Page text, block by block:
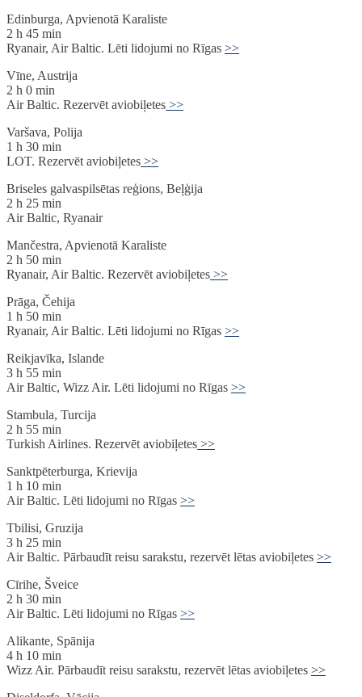
Edinburga, Apvienotā Karaliste
2 h 45 min
Ryanair, Air Baltic. Lēti lidojumi no Rīgas >>
Vīne, Austrija
2 h 0 min
Air Baltic. Rezervēt aviobiļetes >>
Varšava, Polija
1 h 30 min
LOT. Rezervēt aviobiļetes >>
Briseles galvaspilsētas reģions, Beļģija
2 h 25 min
Air Baltic, Ryanair
Mančestra, Apvienotā Karaliste
2 h 50 min
Ryanair, Air Baltic. Rezervēt aviobiļetes >>
Prāga, Čehija
1 h 50 min
Ryanair, Air Baltic. Lēti lidojumi no Rīgas >>
Reikjavīka, Islande
3 h 55 min
Air Baltic, Wizz Air. Lēti lidojumi no Rīgas >>
Stambula, Turcija
2 h 55 min
Turkish Airlines. Rezervēt aviobiļetes >>
Sanktpēterburga, Krievija
1 h 10 min
Air Baltic. Lēti lidojumi no Rīgas >>
Tbilisi, Gruzija
3 h 25 min
Air Baltic. Pārbaudīt reisu sarakstu, rezervēt lētas aviobiļetes >>
Cīrihe, Šveice
2 h 30 min
Air Baltic. Lēti lidojumi no Rīgas >>
Alikante, Spānija
4 h 10 min
Wizz Air. Pārbaudīt reisu sarakstu, rezervēt lētas aviobiļetes >>